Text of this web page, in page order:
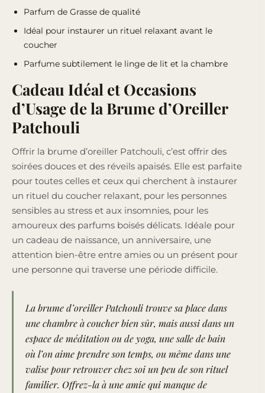
Parfum de Grasse de qualité
Idéal pour instaurer un rituel relaxant avant le
coucher
Parfume subtilement le linge de lit et la chambre
Cadeau Idéal et Occasions
d’Usage de la Brume d’Oreiller
Patchouli
Offrir la brume d’oreiller Patchouli, c’est offrir des
soirées douces et des réveils apaisés. Elle est parfaite
pour toutes celles et ceux qui cherchent à instaurer
un rituel du coucher relaxant, pour les personnes
sensibles au stress et aux insomnies, pour les
amoureux des parfums boisés délicats. Idéale pour
un cadeau de naissance, un anniversaire, une
attention bien-être entre amies ou un présent pour
une personne qui traverse une période difficile.
La brume d’oreiller Patchouli trouve sa place dans
une chambre à coucher bien sûr, mais aussi dans un
espace de méditation ou de yoga, une salle de bain
où l’on aime prendre son temps, ou même dans une
valise pour retrouver chez soi un peu de son rituel
familier. Offrez-la à une amie qui manque de